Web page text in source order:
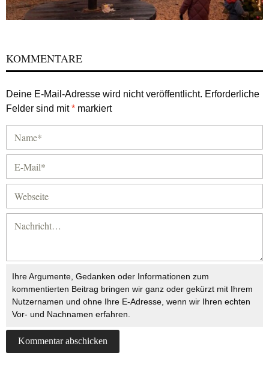
KOMMENTARE
Deine E-Mail-Adresse wird nicht veröffentlicht. Erforderliche
Felder sind mit* markiert
Ihre Argumente, Gedanken oder Informationen zum
kommentierten Beitrag bringen wir ganz oder gekürzt mit Ihrem
Nutzernamen und ohne Ihre E-Adresse, wenn wir Ihren echten
Vor- und Nachnamen erfahren.